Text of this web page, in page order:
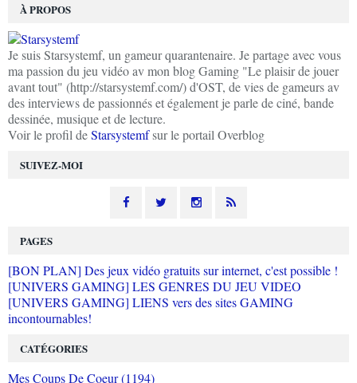
SUIVEZ-MOI
À PROPOS
Je suis Starsystemf, un gameur quarantenaire. Je partage avec vous
ma passion du jeu vidéo av mon blog Gaming "Le plaisir de jouer
avant tout" (http://starsystemf.com/) d'OST, de vies de gameurs av
des interviews de passionnés et également je parle de ciné, bande
dessinée, musique et de lecture.
Voir le profil deStarsystemfsur le portail Overblog
PAGES
[BON PLAN] Des jeux vidéo gratuits sur internet, c'est possible !
[UNIVERS GAMING] LES GENRES DU JEU VIDEO
[UNIVERS GAMING] LIENS vers des sites GAMING
incontournables!
CATÉGORIES
Mes Coups De Coeur (1194)